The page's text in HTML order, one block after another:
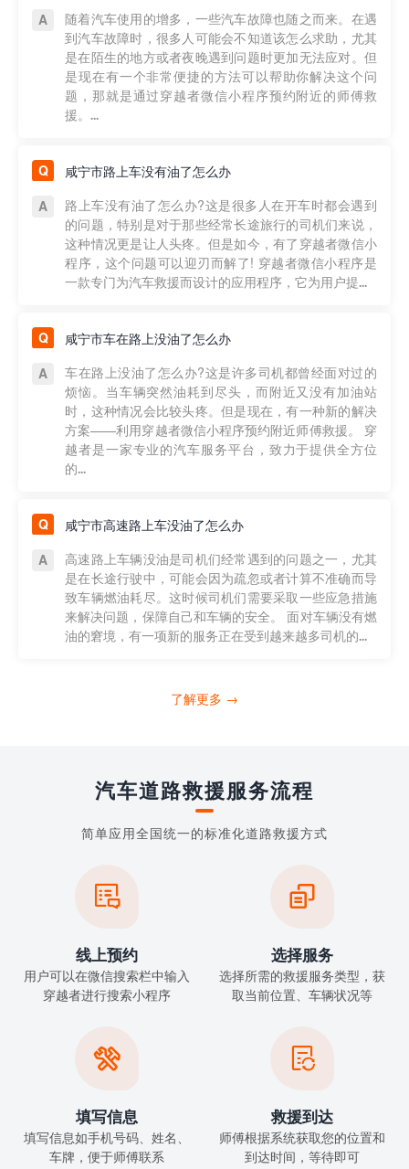
随着汽车使用的增多，一些汽车故障也随之而来。在遇
到汽车故障时，很多人可能会不知道该怎么求助，尤其
是在陌生的地方或者夜晚遇到问题时更加无法应对。但
是现在有一个非常便捷的方法可以帮助你解决这个问
题，那就是通过穿越者微信小程序预约附近的师傅救
援。...
咸宁市路上车没有油了怎么办
路上车没有油了怎么办?这是很多人在开车时都会遇到
的问题，特别是对于那些经常长途旅行的司机们来说，
这种情况更是让人头疼。但是如今，有了穿越者微信小
程序，这个问题可以迎刃而解了! 穿越者微信小程序是
一款专门为汽车救援而设计的应用程序，它为用户提...
咸宁市车在路上没油了怎么办
车在路上没油了怎么办?这是许多司机都曾经面对过的
烦恼。当车辆突然油耗到尽头，而附近又没有加油站
时，这种情况会比较头疼。但是现在，有一种新的解决
方案——利用穿越者微信小程序预约附近师傅救援。 穿
越者是一家专业的汽车服务平台，致力于提供全方位
的...
咸宁市高速路上车没油了怎么办
高速路上车辆没油是司机们经常遇到的问题之一，尤其
是在长途行驶中，可能会因为疏忽或者计算不准确而导
致车辆燃油耗尽。这时候司机们需要采取一些应急措施
来解决问题，保障自己和车辆的安全。 面对车辆没有燃
油的窘境，有一项新的服务正在受到越来越多司机的...
了解更多 →
汽车道路救援服务流程
简单应用全国统一的标准化道路救援方式

线上预约
用户可以在微信搜索栏中输入
穿越者进行搜索小程序

选择服务
选择所需的救援服务类型，获
取当前位置、车辆状况等

填写信息
填写信息如手机号码、姓名、
车牌，便于师傅联系

救援到达
师傅根据系统获取您的位置和
到达时间，等待即可